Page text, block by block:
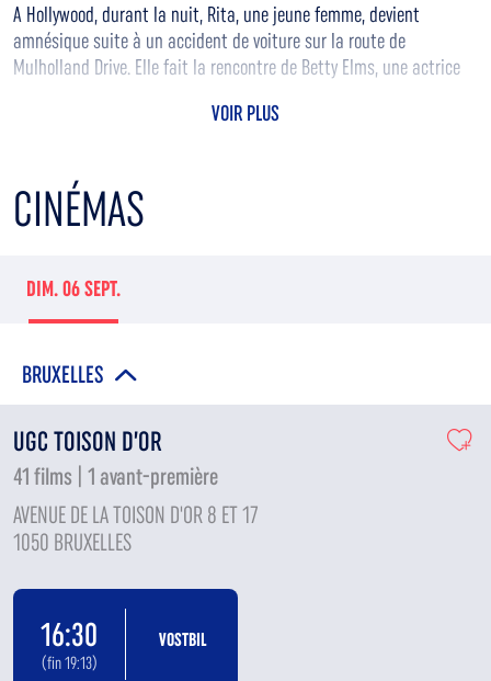
A Hollywood, durant la nuit, Rita, une jeune femme, devient
amnésique suite à un accident de voiture sur la route de
Mulholland Drive. Elle fait la rencontre de Betty Elms, une actrice
celle-ci, Rita tente de retrouver la mémoire ainsi que son identité.
VOIR PLUS
CINÉMAS
DIM. 06 SEPT.
BRUXELLES
UGC TOISON D’OR
41 films | 1 avant-première
AVENUE DE LA TOISON D'OR 8 ET 17
1050 BRUXELLES
16:30
(fin 19:13)
VOSTBIL